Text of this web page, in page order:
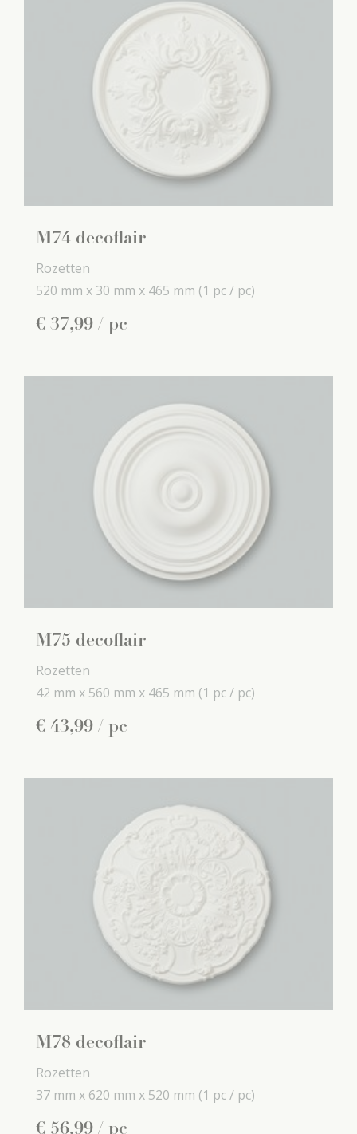
M74 decoflair
Rozetten
520 mm x 30 mm x 465 mm (1 pc / pc)
€ 37,99 / pc
M75 decoflair
Rozetten
42 mm x 560 mm x 465 mm (1 pc / pc)
€ 43,99 / pc
M78 decoflair
Rozetten
37 mm x 620 mm x 520 mm (1 pc / pc)
€ 56,99 / pc